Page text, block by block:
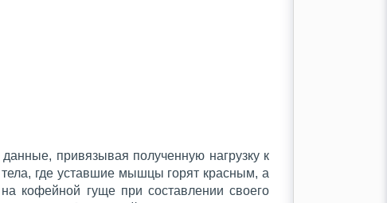
привязывая полученную нагрузку к
где уставшие мышцы горят красным, а
кофейной гуще при составлении своего